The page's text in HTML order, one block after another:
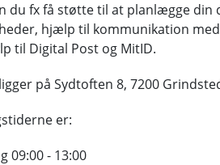
du fx få støtte til at planlægge
hjælp til kommunikation
til Digital Post og MitID.
på Sydtoften 8, 7200
er:
09:00 - 13:00